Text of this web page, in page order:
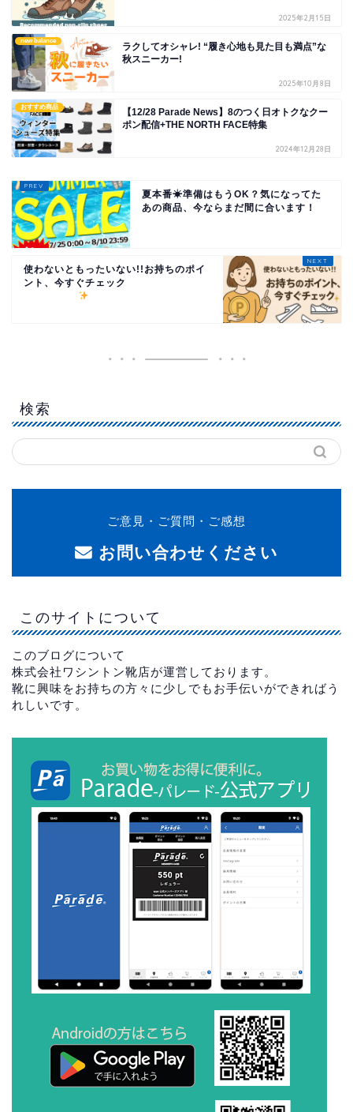
2025年2月15日
new balance
ラクしてオシャレ! “履き心地も見た目も満点”な
秋スニーカー!
2025年10月8日
おすすめ商品
【12/28 Parade News】8のつく日オトクなクー
ポン配信+THE NORTH FACE特集
2024年12月28日
夏本番☀準備はもうOK？気になってた
あの商品、今ならまだ間に合います！
使わないともったいない!!お持ちのポイ
ント、今すぐチェック
検索
ご意見・ご質問・ご感想
お問い合わせください
このサイトについて
このブログについて
株式会社ワシントン靴店が運営しております。
靴に興味をお持ちの方々に少しでもお手伝いができればう
れしいです。